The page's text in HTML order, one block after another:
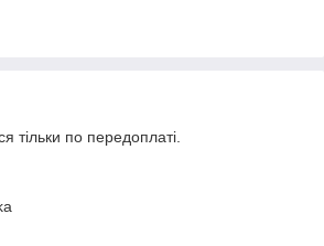
тільки по передоплаті.